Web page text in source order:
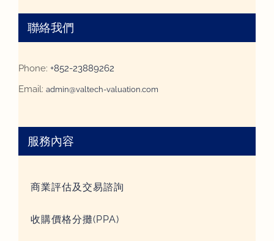
聯絡我們
Phone: +852-23889262
Email: admin@valtech-valuation.com
服務內容
商業評估及交易諮詢
收購價格分攤(PPA)